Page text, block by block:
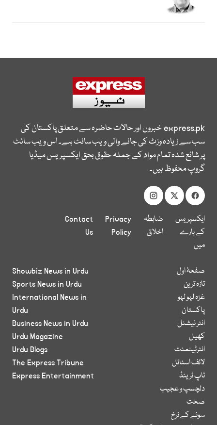
express.pkخبروں اور حالات حاضرہ سے متعلق پاکستان کی
سب سے زیادہ وزٹ کی جانے والی ویب سائٹ ہے۔ اس ویب سائٹ
پر شائع شدہ تمام مواد کے جملہ حقوق بحق ایکسپریس میڈیا
گروپ محفوظ ہیں۔
ایکسپریس
کے بارے
میں
ضابطہ
اخلاق
Privacy
Policy
Contact
Us
صفحۂ اول
تازہ ترین
غزہ لہو لہو
پاکستان
انٹر نیشنل
کھیل
انٹرٹینمنٹ
لائف اسٹائل
ٹاپ ٹرینڈ
دلچسپ و عجیب
صحت
سونے کے نرخ
Showbiz News in Urdu
Sports News in Urdu
International News in
Urdu
Business News in Urdu
Urdu Magazine
Urdu Blogs
The Express Tribune
Express Entertainment